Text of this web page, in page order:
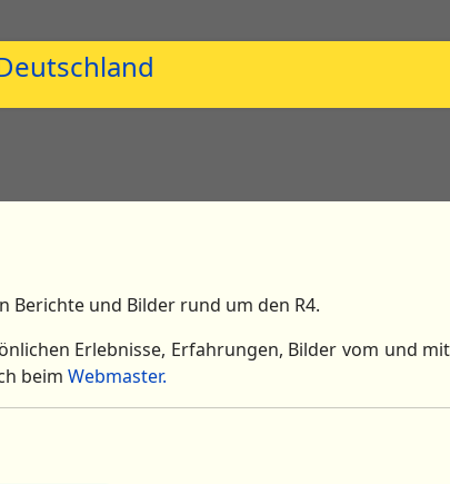
Berichte und Bilder rund um den R4.
Erlebnisse, Erfahrungen, Bilder vom und
beim Webmaster.